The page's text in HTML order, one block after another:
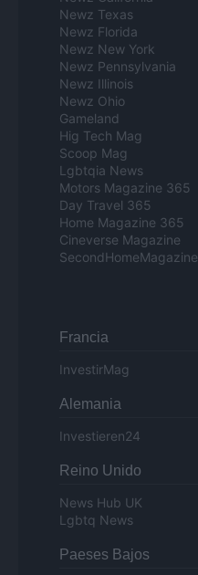
Newz Texas
Newz Florida
Newz New York
Newz Pennsylvania
Newz Illinois
Newz Ohio
Gameland
Hig Tech Mag
Scoop Mag
Lgbtqia News
Motors Magazine 365
Day Travel 365
Home Magazine 365
Cineverse Magazine
SecondHomeMagazine
Francia
InvestirMag
Alemania
Investieren24
Reino Unido
News Hub UK
Lgbtq News
Paeses Bajos